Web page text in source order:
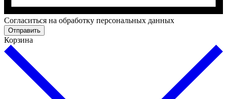
Cогласиться на обработку персональных данных
Отправить
Корзина